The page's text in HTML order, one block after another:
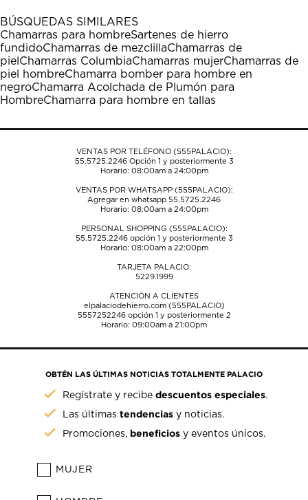
1
estrella
Esta
acción
abrirá
el
formulario
de
estrellas.
Esta
acción
abrirá
el
formulario
de
estrellas.
Esta
acción
abrirá
el
formulario
de
estrellas.
Esta
acción
abrirá
el
formulario
de
estrellas.
Esta
acción
abrirá
el
formulario
de
BÚSQUEDAS SIMILARES
Chamarras para hombreSartenes de hierro
fundidoChamarras de mezclillaChamarras de
piel Chamarras ColumbiaChamarras mujerChamarras de
piel hombreChamarra bomber para hombre en
negroChamarra Acolchada de Plumón para
HombreChamarra para hombre en tallas
VENTAS POR TELÉFONO (555PALACIO):
55.5725.2246Opción 1 y posteriormente 3
Horario: 08:00am a 24:00pm
VENTAS POR WHATSAPP (555PALACIO):
Agregar en whatsapp 55.5725.2246
Horario: 08:00am a 24:00pm
PERSONAL SHOPPING (555PALACIO):
55.5725.2246opción 1 y posteriormente 3
Horario: 08:00am a 22:00pm
TARJETA PALACIO:
5229.1999
ATENCIÓN A CLIENTES
elpalaciodehierro.com (555PALACIO)
5557252246opción 1 y posteriormente 2
Horario: 09:00am a 21:00pm
OBTÉN LAS ÚLTIMAS NOTICIAS TOTALMENTE PALACIO
Regístrate y recibedescuentos especiales.
Las últimastendencias y noticias.
Promociones, beneficios y eventos únicos.
MUJER